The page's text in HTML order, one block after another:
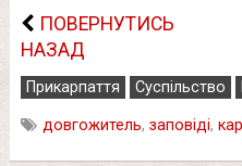
ПОВЕРНУТИСЬ
НАЗАД
Прикарпаття Суспільство
довгожитель, заповіді,